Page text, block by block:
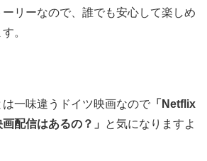
リーなので、誰でも安心して楽しめ
。
一味違うドイツ映画なので 「Netflix
配信はあるの？」
と気になりますよ